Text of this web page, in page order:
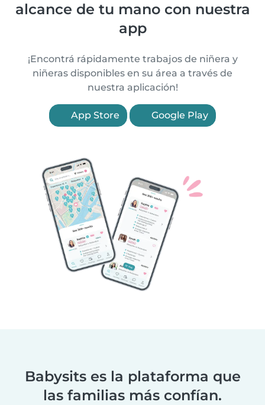
alcance de tu mano con nuestra
app
¡Encontrá rápidamente trabajos de niñera y
niñeras disponibles en su área a través de
nuestra aplicación!
App Store Google Play
Babysits es la plataforma que
las familias más confían.